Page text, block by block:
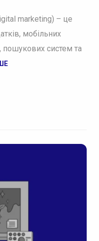
marketing) – це
мобільних
пошукових систем та